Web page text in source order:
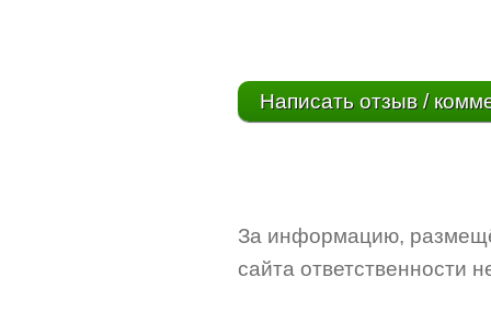
Написать отзыв /
За информацию,
сайта ответственности